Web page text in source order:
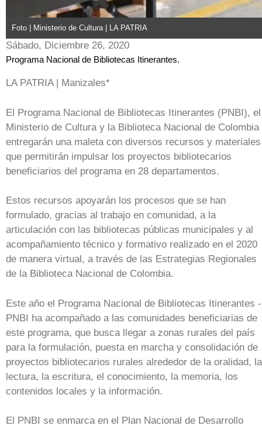
Foto | Ministerio de Cultura | LA PATRIA
Sábado, Diciembre 26, 2020
Programa Nacional de Bibliotecas Itinerantes.
LA PATRIA | Manizales*
El Programa Nacional de Bibliotecas Itinerantes (PNBI), el
Ministerio de Cultura y la Biblioteca Nacional de Colombia
entregarán una maleta con diversos recursos y materiales
que permitirán impulsar los proyectos bibliotecarios
beneficiarios del programa en 28 departamentos.
Estos recursos apoyarán los procesos que se han
formulado, gracias al trabajo en comunidad, a la
articulación con las bibliotecas públicas municipales y al
acompañamiento técnico y formativo realizado en el 2020
de manera virtual, a través de las Estrategias Regionales
de la Biblioteca Nacional de Colombia.
Este año el Programa Nacional de Bibliotecas Itinerantes -
PNBI ha acompañado a las comunidades beneficiarias de
este programa, que busca llegar a zonas rurales del país
para la formulación, puesta en marcha y consolidación de
proyectos bibliotecarios rurales alrededor de la oralidad, la
lectura, la escritura, el conocimiento, la memoria, los
contenidos locales y la información.
El PNBI se enmarca en el Plan Nacional de Desarrollo